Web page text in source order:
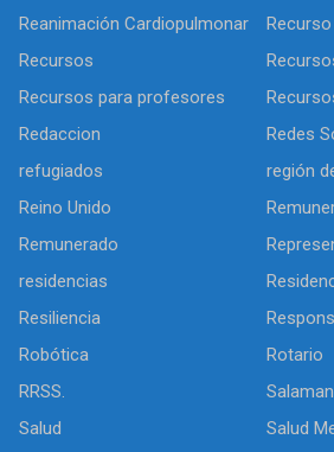
Reanimación Cardiopulmonar
Recursos
Recursos para profesores
Redaccion
Redes
refugiados
región
Reino Unido
Remunerado
residencias
Resiliencia
Robótica
Rotario
RRSS.
Salud
Salud